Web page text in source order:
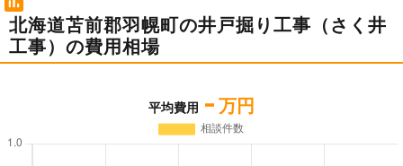
北海道苫前郡羽幌町の井戸掘り工事（さく井
工事）の費用相場
平均費用 - 万円